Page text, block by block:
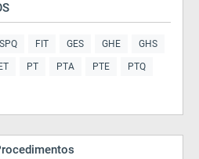
FIT GES GHE GHS
PT PTA PTE PTQ